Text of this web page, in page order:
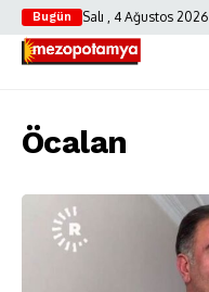
Bugün Salı , 4 Ağustos 2026
Öcalan